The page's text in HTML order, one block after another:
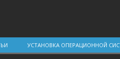
УСТАНОВКА ОПЕРАЦИОННОЙ